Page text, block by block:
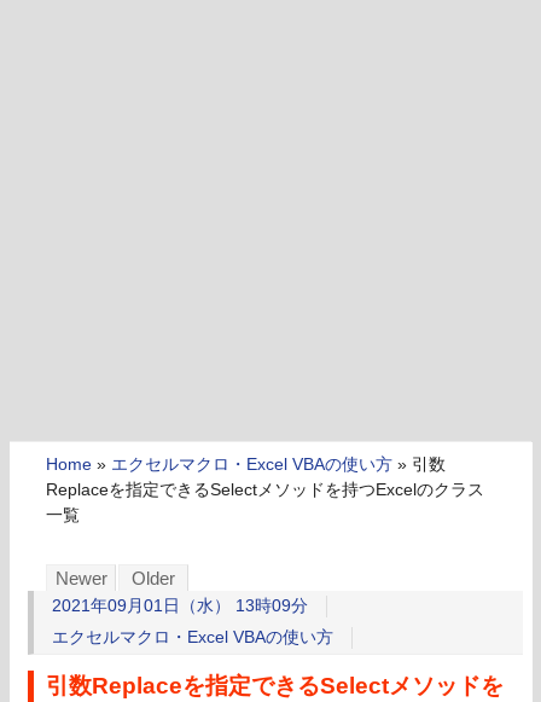
Home » エクセルマクロ・Excel VBAの使い方 » 引数
Replaceを指定できるSelectメソッドを持つExcelのクラス
一覧
Newer Older
2021年09月01日（水） 13時09分
エクセルマクロ・Excel VBAの使い方
引数Replaceを指定できるSelectメソッドを